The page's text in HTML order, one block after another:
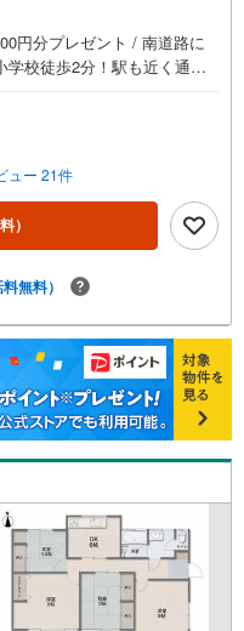
円分プレゼント / 南道路に
校徒歩2分！駅も近く通学
事務所を開設し30年！豊
いたします！【ローンの相
な？」様々なお悩みござい
ながら代行で無料審査いた
業も致しません。＼ライフプ
付中！/人気です ●「ローンが
心 プロが資金・生活設計を
ッドを完備（オムツありま
飽きてしまわないようお手伝
でぜひご来店ください！
ュー 21件
）
料無料）